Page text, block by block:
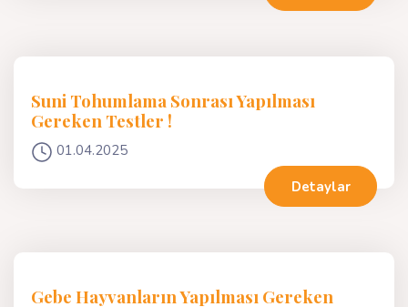
Suni Tohumlama Sonrası Yapılması
Gereken Testler !
01.04.2025
Detaylar
Gebe Hayvanların Yapılması Gereken